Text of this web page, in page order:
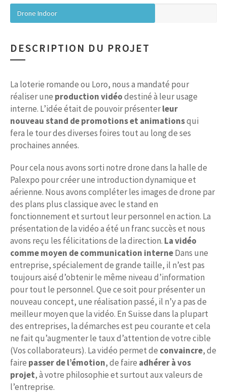
Drone Indoor
DESCRIPTION DU PROJET
La loterie romande ou Loro, nous a mandaté pour
réaliser une production vidéodestiné à leur usage
interne. L’idée était de pouvoir présenterleur
nouveau stand de promotions et animationsqui
fera le tour des diverses foires tout au long de ses
prochaines années.
Pour cela nous avons sorti notre drone dans la halle de
Palexpo pour créer une introduction dynamique et
aérienne. Nous avons compléter les images de drone par
des plans plus classique avec le stand en
fonctionnement et surtout leur personnel en action. La
présentation de la vidéo a été un franc succès et nous
avons reçu les félicitations de la direction. La vidéo
comme moyen de communication interneDans une
entreprise, spécialement de grande taille, il n’est pas
toujours aisé d’obtenir le même niveau d’information
pour tout le personnel. Que ce soit pour présenter un
nouveau concept, une réalisation passé, il n’y a pas de
meilleur moyen que la vidéo. En Suisse dans la plupart
des entreprises, la démarches est peu courante et cela
ne fait qu’augmenter le taux d’attention de votre cible
(Vos collaborateurs). La vidéo permet de convaincre, de
faire passer de l’émotion, de faire adhérer à vos
projet, à votre philosophie et surtout aux valeurs de
l’entreprise.